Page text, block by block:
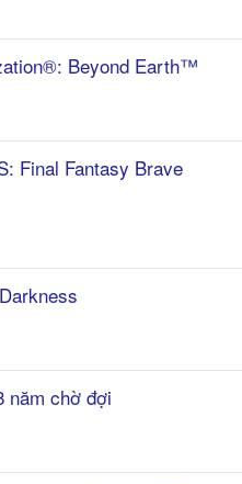
Beyond Earth™
Final Fantasy Brave
năm chờ đợi